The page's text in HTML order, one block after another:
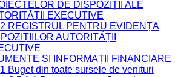
DE DISPOZIȚII ALE
EXECUTIVE
REGISTRUL PENTRU EVIDENȚA
AUTORITĂȚII
ȘI INFORMAȚII FINANCIARE
Buget din toate sursele de venituri